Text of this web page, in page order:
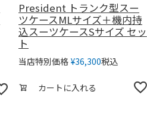
President トランク型スー
ツケースMLサイズ＋機内持
込スーツケースSサイズ セッ
ト
当店特別価格 ¥36,300税込
カートに入れる